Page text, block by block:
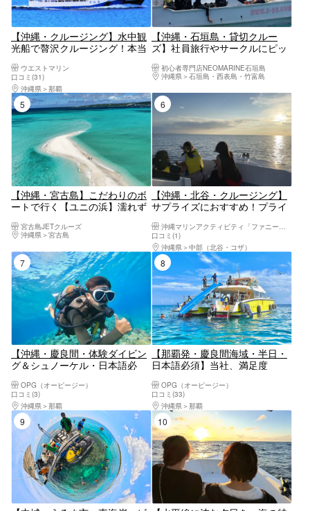
【沖縄・クルージング】水中観
光船で贅沢クルージング！本当
ウエストマリン
口コミ(31)
沖縄県
那覇
【沖縄・石垣島・貸切クルー
ズ】社員旅行やサークルにピッ
ーターして石垣島の海を満喫し
よう！
初心者専門店NEOMARINE石垣島
沖縄県
石垣島・西表島・竹富島
5位
【沖縄・宮古島】こだわりのボ
ートで行く【ユニの浜】濡れず
良部大橋をくぐるプチクルージ
ング【ドローン撮影無料】
宮古島JETクルーズ
沖縄県
宮古島
【沖縄・北谷・クルージング】
サプライズにおすすめ！プライ
沖縄マリンアクティビティ「ファニーパル」
口コミ(1)
沖縄県
中部（北谷・コザ）
7位
【沖縄・慶良間・体験ダイビン
グ＆シュノーケル・日本語必
の大型クルーザーで行く慶良間
海域ツアー！透明度抜群の海で
ぜいたくなひと時を過ごそう！
OPG（オーピージー）
口コミ(3)
沖縄県
那覇
8位
【那覇発・慶良間海域・半日・
日本語必須】当社、満足度
ポーツコース 滑り台・ジャン
プ台・海上ブランコ付きクルー
ザー| 圧倒的に揺れが少ない | 豊
富なアクティビティ|
OPG（オーピージー）
口コミ(33)
沖縄県
那覇
9位 10位